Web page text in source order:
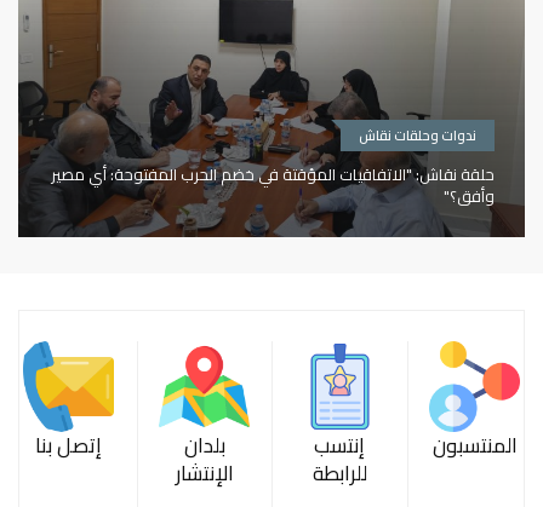
ندوات وحلقات نقاش
حلقة نقاش: "الاتفاقيات المؤقتة في خضم الحرب المفتوحة: أي مصير
وأفق؟"
المنتسبون إنتسب
للرابطة
بلدان
الإنتشار
إتصل بنا